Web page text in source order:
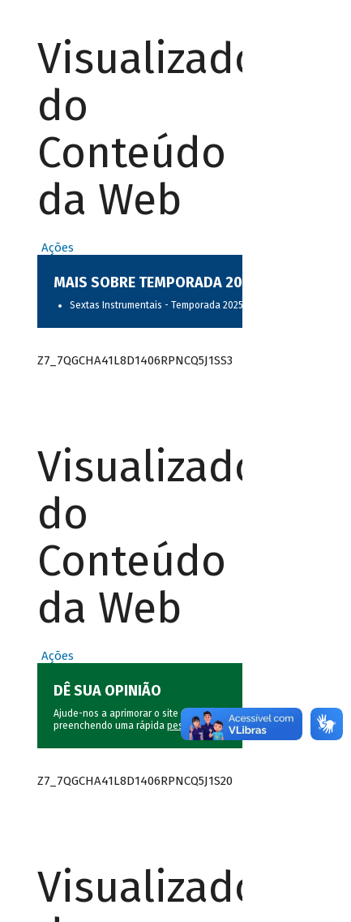
Visualizador
do
Conteúdo
da Web
Ações
MAIS SOBRE TEMPORADA 2025
Sextas Instrumentais - Temporada 2025
Z7_7QGCHA41L8D1406RPNCQ5J1SS3
Visualizador
do
Conteúdo
da Web
Ações
DÊ SUA OPINIÃO
Ajude-nos a aprimorar o site do BNDES
preenchendo uma rápida pesquisa.
Z7_7QGCHA41L8D1406RPNCQ5J1S20
Visualizador